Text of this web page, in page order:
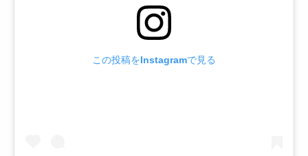
この投稿をInstagramで見る